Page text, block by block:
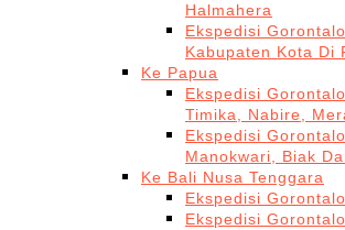
Halmahera
Ekspedisi
Kabupaten Kota Di
Ke Papua
Ekspedisi
Timika, Nabire,
Ekspedisi
Manokwari, Biak
Ke Bali Nusa Tenggara
Ekspedisi
Ekspedisi